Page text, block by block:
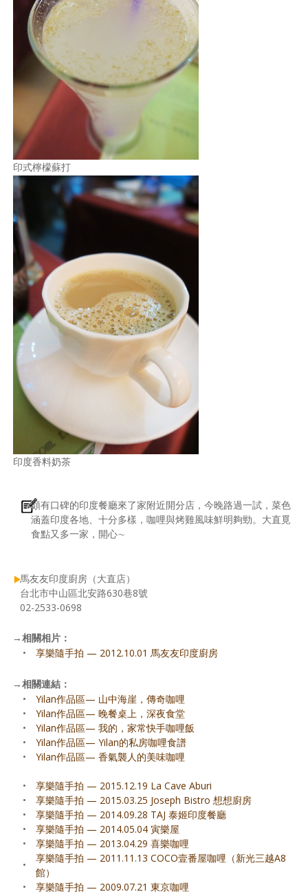
印式檸檬蘇打
印度香料奶茶
頗有口碑的印度餐廳來了家附近開分店，今晚路過一試，菜色
涵蓋印度各地、十分多樣，咖哩與烤雞風味鮮明夠勁。大直覓
食點又多一家，開心∼
馬友友印度廚房（大直店）
台北市中山區北安路630巷8號
02-2533-0698
→相關相片：
•
享樂隨手拍 — 2012.10.01 馬友友印度廚房
→相關連結：
•
Yilan作品區— 山中海崖，傳奇咖哩
•
Yilan作品區— 晚餐桌上，深夜食堂
•
Yilan作品區— 我的，家常快手咖哩飯
•
Yilan作品區— Yilan的私房咖哩食譜
•
Yilan作品區— 香氣襲人的美味咖哩
•
享樂隨手拍 — 2015.12.19 La Cave Aburi
•
享樂隨手拍 — 2015.03.25 Joseph Bistro 想想廚房
•
享樂隨手拍 — 2014.09.28 TAJ 泰姬印度餐廳
•
享樂隨手拍 — 2014.05.04 寅樂屋
•
享樂隨手拍 — 2013.04.29 喜樂咖哩
•
享樂隨手拍 — 2011.11.13 COCO壹番屋咖哩（新光三越A8
館）
•
享樂隨手拍 — 2009.07.21 東京咖哩